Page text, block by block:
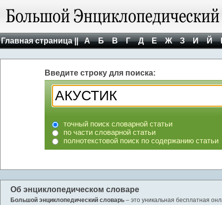
Главная страница || А Б В Г Д Е Ж З И Й
Введите строку для поиска:
точный поиск словарной статьи
по части словарной статьи
полнотекстовой поиск по содержанию статьи
Об энциклопедическом словаре
Большой энциклопедический словарь – это уникальная бесплатная